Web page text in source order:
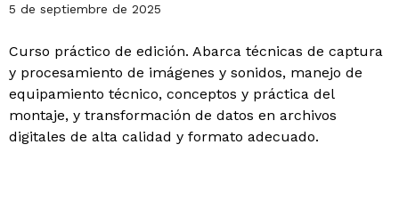
5 de septiembre de 2025
Curso práctico de edición. Abarca técnicas de captura
y procesamiento de imágenes y sonidos, manejo de
equipamiento técnico, conceptos y práctica del
montaje, y transformación de datos en archivos
digitales de alta calidad y formato adecuado.